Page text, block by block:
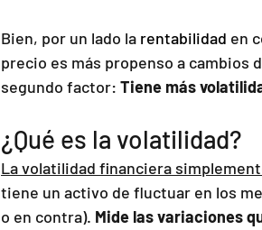
Bien, por un lado la rentabilidad en
precio es más propenso a cambios
segundo factor: Tiene más
¿Qué es la volatilidad?
La volatilidad financiera
tiene un activo de fluctuar en los
o en contra). Mide las variaciones